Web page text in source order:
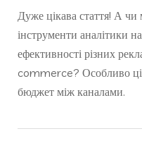
Дуже цікава стаття! А чи
інструменти аналітики
ефективності різних
commerce? Особливо
бюджет між каналами.